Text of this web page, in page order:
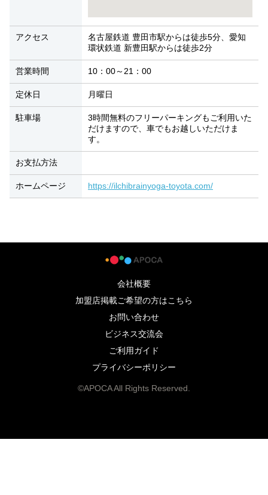
アクセス
名古屋鉄道 豊田市駅からは徒歩5分、愛知
環状鉄道 新豊田駅からは徒歩2分
営業時間 10：00～21：00
定休日 月曜日
駐車場
3時間無料のフリーパーキングもご利用いた
だけますので、車でもお越しいただけま
す。
お支払方法
ホームページ https://ilchibrainyoga-toyota.com/
会社概要
加盟店掲載ご希望の方はこちら
お問い合わせ
ビジネス交流会
ご利用ガイド
プライバシーポリシー
©APOCA All Rights Reserved.